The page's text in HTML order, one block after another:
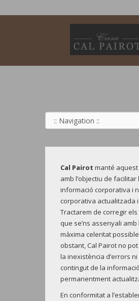
Cal Pairot manté aquest
amb l’objectiu de facilitar
informació corporativa i
corporativa actualitzada
Tractarem de corregir
que se’ns assenyali amb
màxima celeritat
obstant, Cal Pairot no
la inexistència d’errors
contingut de la
permanentment
En conformitat a